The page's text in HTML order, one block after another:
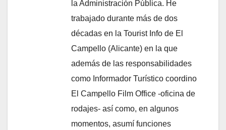
la Administración Pública. He
trabajado durante más de dos
décadas en la Tourist Info de El
Campello (Alicante) en la que
además de las responsabilidades
como Informador Turístico coordino
El Campello Film Office -oficina de
rodajes- así como, en algunos
momentos, asumí funciones